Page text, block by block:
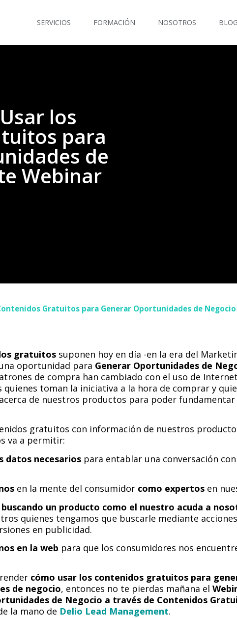
SERVICIOS FORMACIÓN NOSOTROS BLOG
los
para
de
Webinar
Gratuitos para Generar Oportunidades de
gratuitos suponen hoy en día -en la era del
oportunidad para Generar Oportunidades de
de compra han cambiado con el uso de
quienes toman la iniciativa a la hora de comprar y
de nuestros productos para poder fundamentar
gratuitos con información de nuestros
va a permitir:
datos necesarios para entablar una conversación
en la mente del consumidor como expertos en
un producto como el nuestro acuda a
quienes tengamos que buscarle mediante
en publicidad.
en la web para que los consumidores nos
cómo usar los contenidos gratuitos para
de negocio, entonces no te pierdas mañana el
de Negocio a través de Contenidos
la mano de Delio Lead Management.